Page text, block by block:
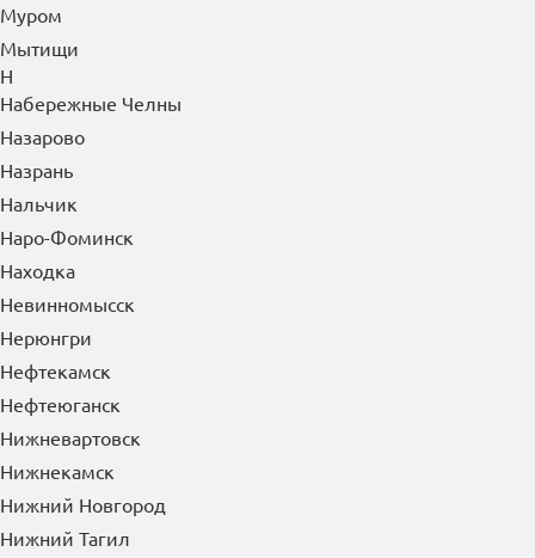
Муром
Мытищи
Н
Набережные Челны
Назарово
Назрань
Нальчик
Наро-Фоминск
Находка
Невинномысск
Нерюнгри
Нефтекамск
Нефтеюганск
Нижневартовск
Нижнекамск
Нижний Новгород
Нижний Тагил